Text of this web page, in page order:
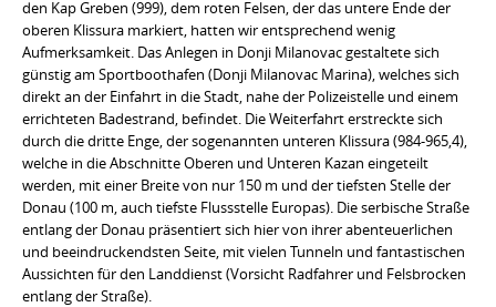
den Kap Greben (999), dem roten Felsen, der das untere Ende der
oberen Klissura markiert, hatten wir entsprechend wenig
Aufmerksamkeit. Das Anlegen in Donji Milanovac gestaltete sich
günstig am Sportboothafen (Donji Milanovac Marina), welches sich
direkt an der Einfahrt in die Stadt, nahe der Polizeistelle und einem
errichteten Badestrand, befindet. Die Weiterfahrt erstreckte sich
durch die dritte Enge, der sogenannten unteren Klissura (984-965,4),
welche in die Abschnitte Oberen und Unteren Kazan eingeteilt
werden, mit einer Breite von nur 150 m und der tiefsten Stelle der
Donau (100 m, auch tiefste Flussstelle Europas). Die serbische Straße
entlang der Donau präsentiert sich hier von ihrer abenteuerlichen
und beeindruckendsten Seite, mit vielen Tunneln und fantastischen
Aussichten für den Landdienst (Vorsicht Radfahrer und Felsbrocken
entlang der Straße).